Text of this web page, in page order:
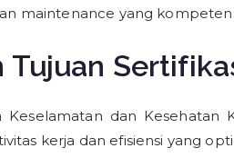
maintenance yang
Keselamatan dan
kerja dan efisiensi yang